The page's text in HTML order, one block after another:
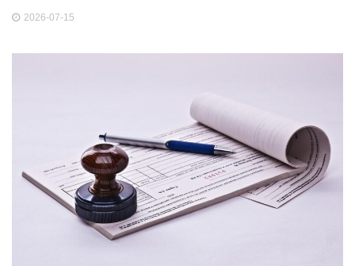
2026-07-15